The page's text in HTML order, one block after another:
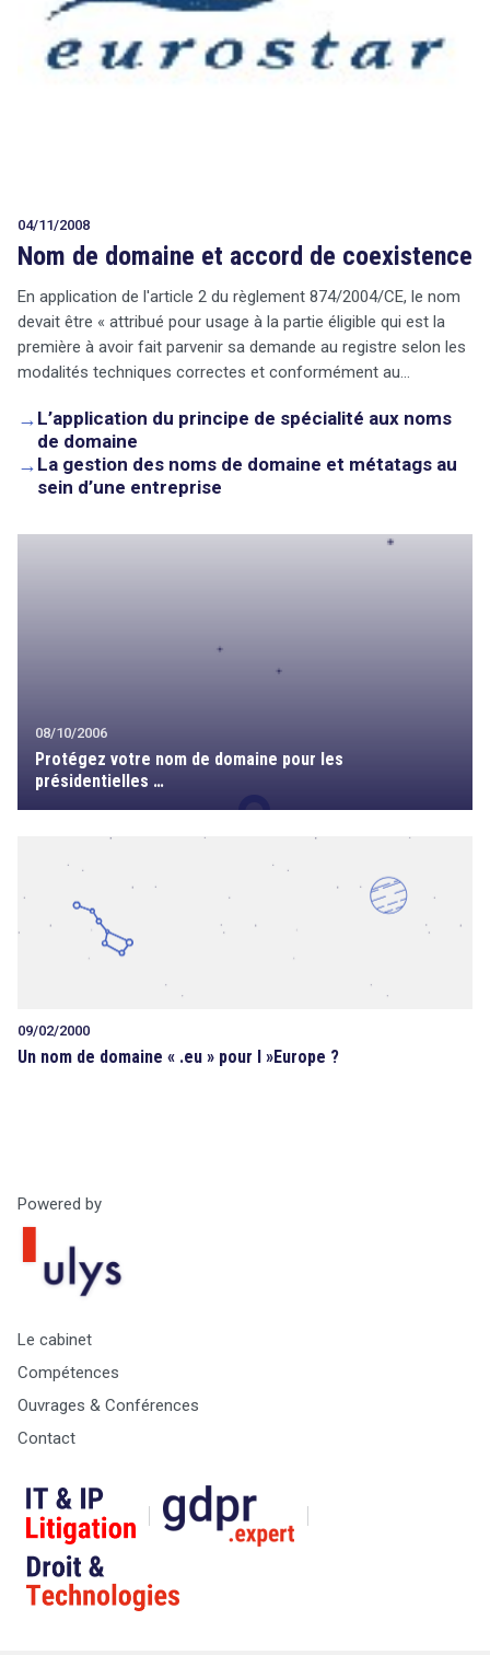
04/11/2008
Nom de domaine et accord de coexistence
En application de l'article 2 du règlement 874/2004/CE, le nom
devait être « attribué pour usage à la partie éligible qui est la
première à avoir fait parvenir sa demande au registre selon les
modalités techniques correctes et conformément au…
→ L’application du principe de spécialité aux noms
de domaine
→ La gestion des noms de domaine et métatags au
sein d’une entreprise
08/10/2006
Protégez votre nom de domaine pour les
présidentielles …
09/02/2000
Un nom de domaine « .eu » pour l »Europe ?
Powered by
Le cabinet
Compétences
Ouvrages & Conférences
Contact